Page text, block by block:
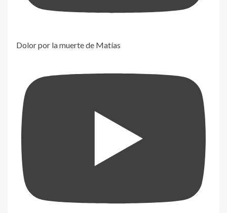
Dolor por la muerte de Matías